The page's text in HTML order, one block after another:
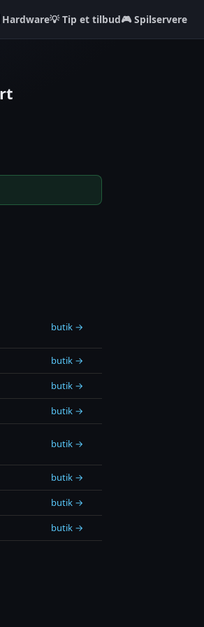
Hardware💡 Tip et tilbud🎮 Spilservere
butik →
butik →
butik →
butik →
butik →
butik →
butik →
butik →